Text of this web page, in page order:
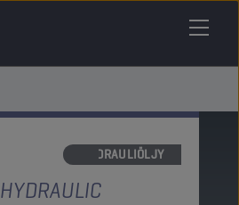
HYDRAULIÖLJY
HYDRAULIC